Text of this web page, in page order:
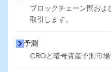
ブロックチェーン間お
取引します。
予測
CROと暗号資産予測市場